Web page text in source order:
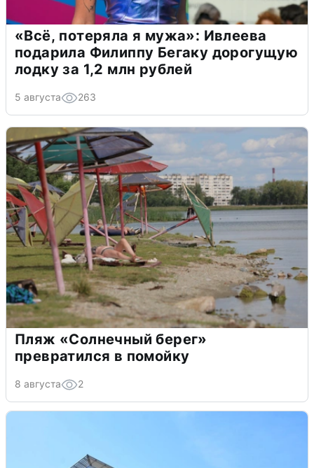
«Всё, потеряла я мужа»: Ивлеева
подарила Филиппу Бегаку дорогущую
лодку за 1,2 млн рублей
5 августа 263
Пляж «Солнечный берег»
превратился в помойку
8 августа 2